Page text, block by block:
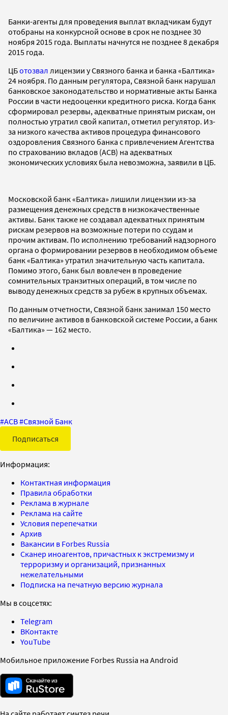
Банки-агенты для проведения выплат вкладчикам будут
отобраны на конкурсной основе в срок не позднее 30
ноября 2015 года. Выплаты начнутся не позднее 8 декабря
2015 года.
ЦБотозвал лицензии у Связного банка и банка «Балтика»
24 ноября. По данным регулятора, Связной банк нарушал
банковское законодательство и нормативные акты Банка
России в части недооценки кредитного риска. Когда банк
сформировал резервы, адекватные принятым рискам, он
полностью утратил свой капитал, отметил регулятор. Из-
за низкого качества активов процедура финансового
оздоровления Связного банка с привлечением Агентства
по страхованию вкладов (АСВ) на адекватных
экономических условиях была невозможна, заявили в ЦБ.
Московской банк «Балтика» лишили лицензии из-за
размещения денежных средств в низкокачественные
активы. Банк также не создавал адекватных принятым
рискам резервов на возможные потери по ссудам и
прочим активам. По исполнению требований надзорного
органа о формировании резервов в необходимом объеме
банк «Балтика» утратил значительную часть капитала.
Помимо этого, банк был вовлечен в проведение
сомнительных транзитных операций, в том числе по
выводу денежных средств за рубеж в крупных объемах.
По данным отчетности, Связной банк занимал 150 место
по величине активов в банковской системе России, а банк
«Балтика» — 162 место.
#АСВ#Связной Банк
Подписаться
Информация:
Контактная информация
Правила обработки
Реклама в журнале
Реклама на сайте
Условия перепечатки
Архив
Вакансии в Forbes Russia
Сканер иноагентов, причастных к экстремизму и
терроризму и организаций, признанных
нежелательными
Подписка на печатную версию журнала
Мы в соцсетях:
Telegram
ВКонтакте
YouTube
Мобильное приложение Forbes Russia на Android